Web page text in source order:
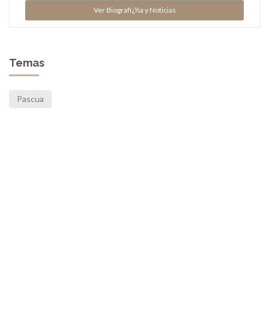
Ver Biografï¿½a y Noticias
Temas
Pascua